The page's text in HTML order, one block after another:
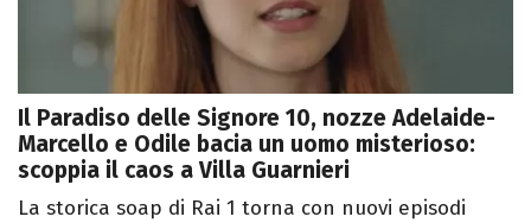
Il Paradiso delle Signore 10, nozze Adelaide-
Marcello e Odile bacia un uomo misterioso:
scoppia il caos a Villa Guarnieri
La storica soap di Rai 1 torna con nuovi episodi